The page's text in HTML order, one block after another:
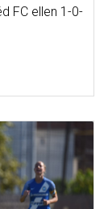
FC ellen 1-0-